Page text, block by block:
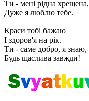
Ти - мені рідна хрещена,
Дуже я люблю тебе.
Краси тобі бажаю
І здоров'я на рік.
Ти - саме добро, я знаю,
Будь щаслива завжди!